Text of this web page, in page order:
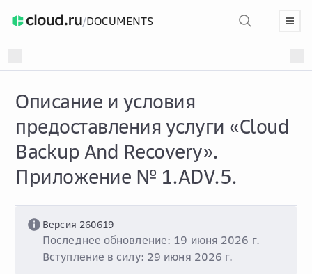
/DOCUMENTS
Описание и условия
предоставления услуги «Cloud
Backup And Recovery».
Приложение № 1.ADV.5.
Версия 260619
Последнее обновление: 19 июня 2026 г.
Вступление в силу: 29 июня 2026 г.